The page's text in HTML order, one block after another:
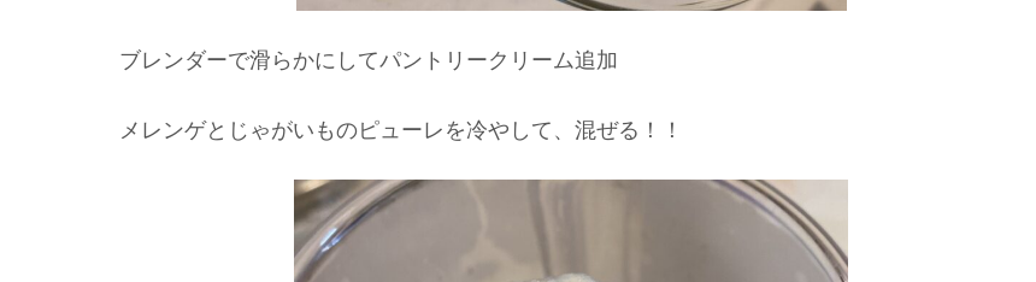
ブレンダーで滑らかにしてパントリークリーム追加
メレンゲとじゃがいものピューレを冷やして、混ぜる！！